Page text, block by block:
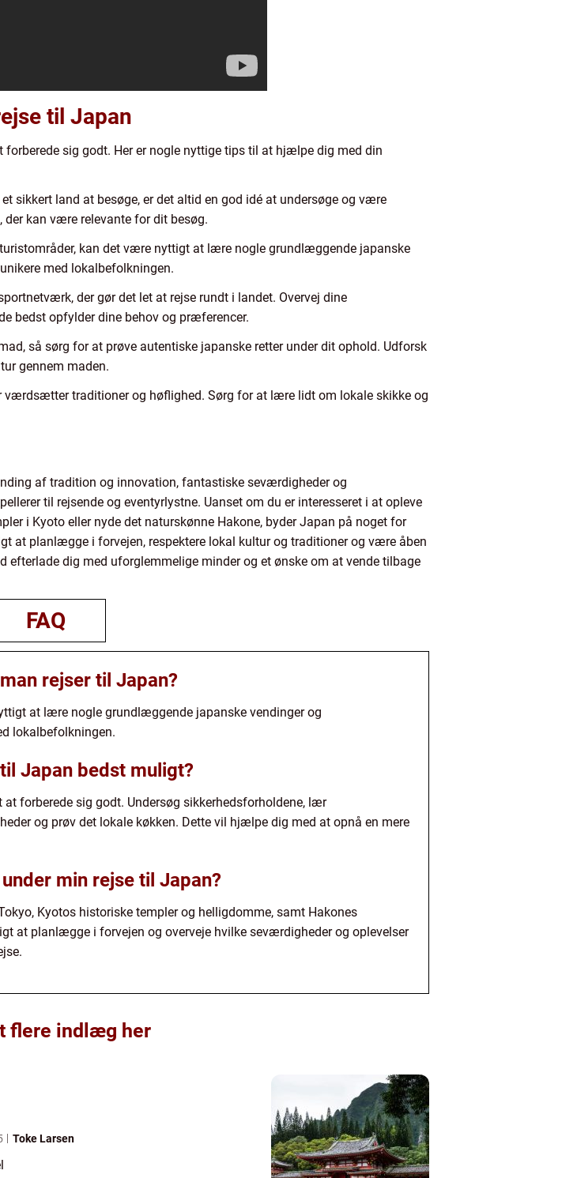
til Japan
sig godt. Her er nogle nyttige tips til at hjælpe dig med din
sikkert land at besøge, er det altid en god idé at undersøge og være
kan være relevante for dit besøg.
kan det være nyttigt at lære nogle grundlæggende japanske
med lokalbefolkningen.
der gør det let at rejse rundt i landet. Overvej dine
bedst opfylder dine behov og præferencer.
så sørg for at prøve autentiske japanske retter under dit ophold. Udforsk
gennem maden.
værdsætter traditioner og høflighed. Sørg for at lære lidt om lokale skikke og
af tradition og innovation, fantastiske seværdigheder og
til rejsende og eventyrlystne. Uanset om du er interesseret i at opleve
i Kyoto eller nyde det naturskønne Hakone, byder Japan på noget for
at planlægge i forvejen, respektere lokal kultur og traditioner og være åben
dig med uforglemmelige minder og et ønske om at vende tilbage
FAQ
rejser til Japan?
at lære nogle grundlæggende japanske vendinger og
lokalbefolkningen.
Japan bedst muligt?
forberede sig godt. Undersøg sikkerhedsforholdene, lær
og prøv det lokale køkken. Dette vil hjælpe dig med at opnå en mere
min rejse til Japan?
Kyotos historiske templer og helligdomme, samt Hakones
at planlægge i forvejen og overveje hvilke seværdigheder og oplevelser
flere indlæg her
Toke Larsen